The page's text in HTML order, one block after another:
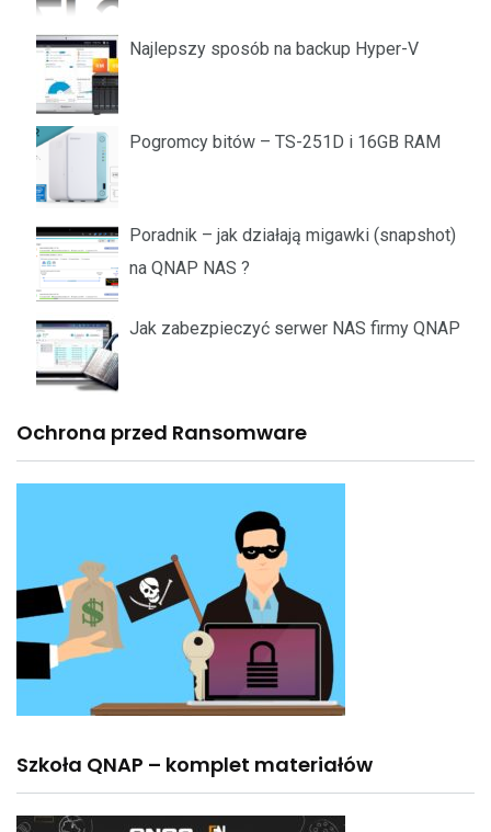
Najlepszy sposób na backup Hyper-V
Pogromcy bitów – TS-251D i 16GB RAM
Poradnik – jak działają migawki (snapshot)
na QNAP NAS ?
Jak zabezpieczyć serwer NAS firmy QNAP
Ochrona przed Ransomware
Szkoła QNAP – komplet materiałów